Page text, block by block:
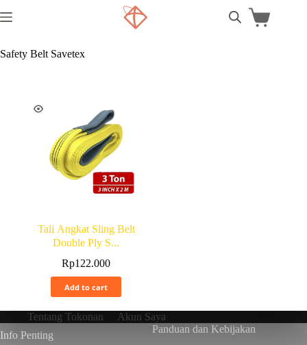
Safety Belt Savetex
Tali Angkat Sling Belt
Double Ply S...
Rp122.000
Add to cart
Tentang Tokonan
Akun Saya
Info Penting
Panduan dan Kebijakan